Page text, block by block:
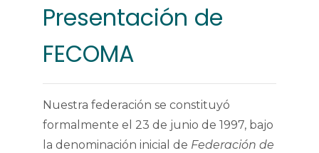
Presentación de
FECOMA
Nuestra federación se constituyó
formalmente el 23 de junio de 1997, bajo
la denominación inicial de Federación de